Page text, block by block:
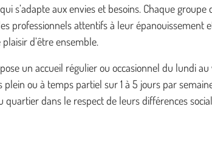
s’adapte aux envies et besoins. Chaque groupe
professionnels attentifs à leur épanouissement
d’être ensemble.
un accueil régulier ou occasionnel du lundi au
plein ou à temps partiel sur 1 à 5 jours par
quartier dans le respect de leurs différences